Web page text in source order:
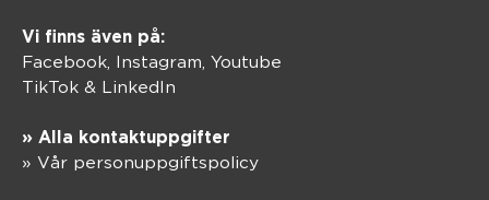
Vi finns även på:
Facebook, Instagram Youtube
TikTok & LinkedIn
» Alla kontaktuppgifter
» Vår personuppgiftspolicy